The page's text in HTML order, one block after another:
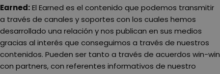
Earned:El Earned es el contenido que podemos transmitir
a través de canales y soportes con los cuales hemos
desarrollado una relación y nos publican en sus medios
gracias al interés que conseguimos a través de nuestros
contenidos. Pueden ser tanto a través de acuerdos win-win
con partners, con referentes informativos de nuestro